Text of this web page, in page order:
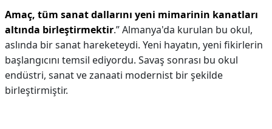
Amaç, tüm sanat dallarını yeni mimarinin kanatları
altında birleştirmektir.” Almanya'da kurulan bu okul,
aslında bir sanat hareketeydi. Yeni hayatın, yeni fikirlerin
başlangıcını temsil ediyordu. Savaş sonrası bu okul
endüstri, sanat ve zanaati modernist bir şekilde
birleştirmiştir.